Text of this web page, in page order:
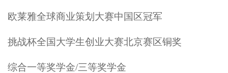
欧莱雅全球商业策划大赛中国区冠军
挑战杯全国大学生创业大赛北京赛区铜奖
综合一等奖学金/三等奖学金